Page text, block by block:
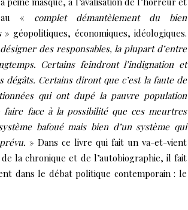
au « complet démantèlement du bien
» géopolitiques, économiques, idéologiques.
des responsables, la plupart d’entre
Certains feindront l’indignation et
dégâts. Certains diront que c’est la faute de
qui ont dupé la pauvre population
face à la possibilité que ces meurtres
bafoué mais bien d’un système qui
» Dans ce livre qui fait un va-et-vient
la chronique et de l’autobiographie, il fait
dans le débat politique contemporain : le